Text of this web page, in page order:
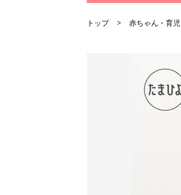
トップ 赤ちゃん・育児